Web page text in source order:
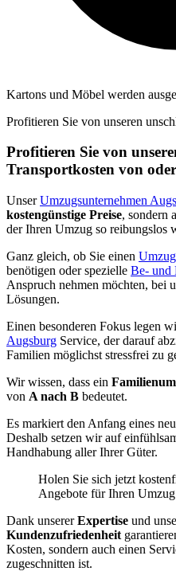
Kartons und Möbel werden
Profitieren Sie von unseren
Profitieren Sie von
Transportkosten von
UnserUmzugsunternehmen
kostengünstige Preise, sondern
der Ihren Umzug so reibungslos
Ganz gleich, ob Sie einen
benötigen oder spezielle Be- und
Anspruch nehmen möchten, bei
Lösungen.
Einen besonderen Fokus legen
Augsburg Service, der darauf
Familien möglichst stressfrei zu
Wir wissen, dass ein
von A nach B bedeutet.
Es markiert den Anfang eines
Deshalb setzen wir auf
Handhabung aller Ihrer Güter.
Holen Sie sich jetzt
Angebote für Ihren
Dank unsererExpertise und
Kundenzufriedenheit
Kosten, sondern auch einen
zugeschnitten ist.